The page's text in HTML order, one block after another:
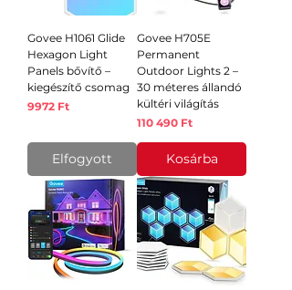
Govee H1061 Glide
Hexagon Light
Panels bővítő –
kiegészítő csomag
Ár
9972 Ft
Elfogyott
Govee H705E
Permanent
Outdoor Lights 2 –
30 méteres állandó
kültéri világítás
Ár
110 490 Ft
Kosárba